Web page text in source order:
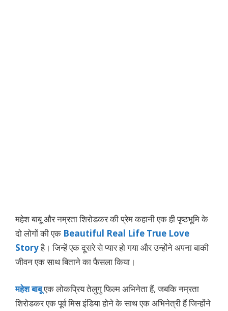
महेश बाबू और नम्रता शिरोडकर की प्रेम कहानी एक ही पृष्ठभूमि के
दो लोगों की एक Beautiful Real Life True Love
Storyहै। जिन्हें एक दूसरे से प्यार हो गया और उन्होंने अपना बाकी
जीवन एक साथ बिताने का फैसला किया।
महेश बाबूएक लोकप्रिय तेलुगु फिल्म अभिनेता हैं, जबकि नम्रता
शिरोडकर एक पूर्व मिस इंडिया होने के साथ एक अभिनेत्री हैं जिन्होंने